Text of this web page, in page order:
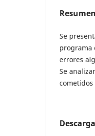
Resumen
Se
programa
errores
Se